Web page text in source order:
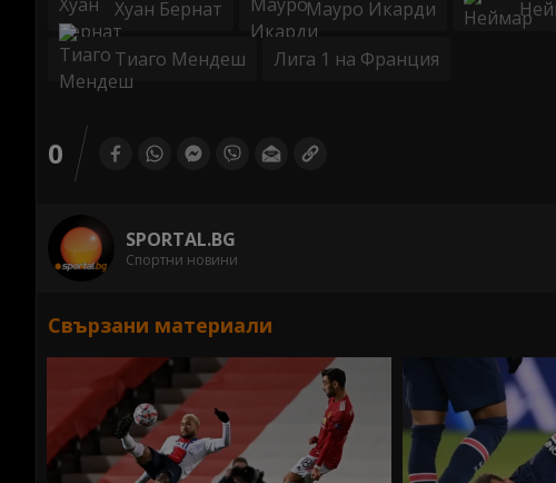
Хуан Бернат Мауро Икарди
Тиаго Мендеш Лига 1 на Франция
0
SPORTAL.BG
Спортни новини
Свързани материали